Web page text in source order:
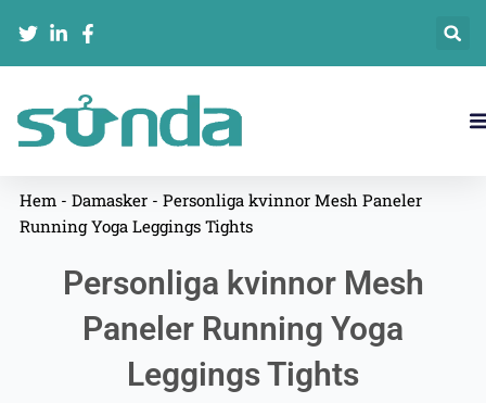
innehåll
Hem - Damasker- Personliga kvinnor Mesh Paneler
Running Yoga Leggings Tights
Personliga kvinnor Mesh
Paneler Running Yoga
Leggings Tights